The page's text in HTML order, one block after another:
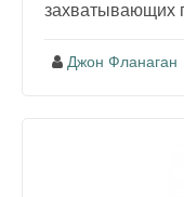
захватывающих
Джон Фланаган